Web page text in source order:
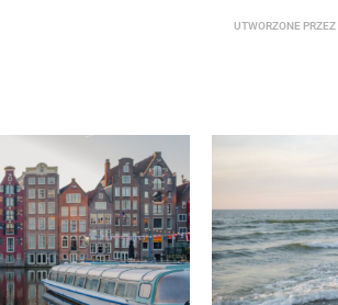
UTWORZONE PRZEZ